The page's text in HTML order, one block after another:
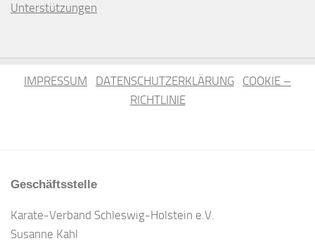
Unterstützungen
IMPRESSUM DATENSCHUTZERKLÄRUNG
COOKIE –
RICHTLINIE
Geschäftsstelle
Karate-Verband Schleswig-Holstein e.V.
Susanne Kahl